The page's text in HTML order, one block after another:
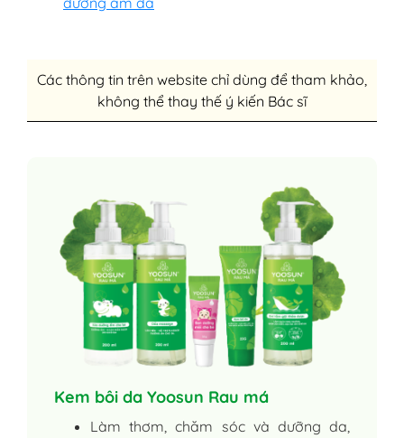
Các thông tin trên website chỉ dùng để tham khảo,
không thể thay thế ý kiến Bác sĩ
Kem bôi da Yoosun Rau má
Làm thơm, chăm sóc và dưỡng da,